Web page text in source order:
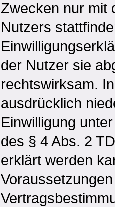
Zwecken nur mit
Nutzers
der Nutzer sie
rechtswirksam.
ausdrücklich
Einwilligung
des § 4 Abs. 2
erklärt werden